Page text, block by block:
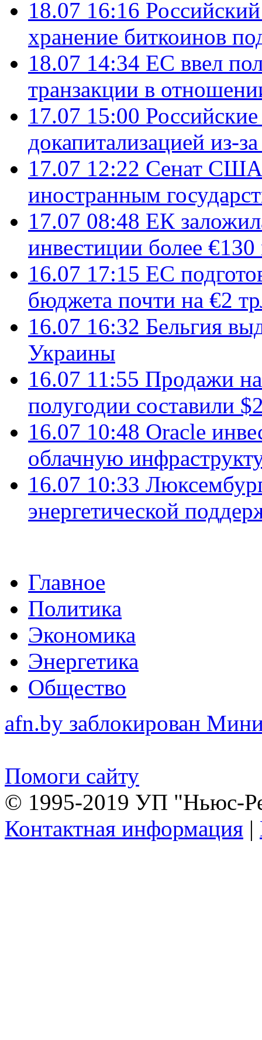
18.07 16:16
хранение биткоинов
18.07 14:34 ЕС ввел
транзакции в
17.07 15:00
докапитализацией из-
17.07 12:22 Сенат США
иностранным
17.07 08:48 ЕК
инвестиции более
16.07 17:15 ЕС
бюджета почти на €2
16.07 16:32 Бельгия
Украины
16.07 11:55 Продажи
полугодии составили
16.07 10:48 Oracle
облачную
16.07 10:33
энергетической
Главное
Политика
Экономика
Энергетика
Общество
afn.by заблокирован
Помоги сайту
© 1995-2019 УП "Ньюс-
Контактная информация |